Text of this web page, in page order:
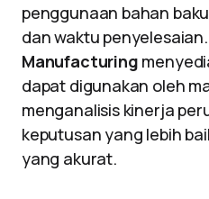
penggunaan bahan
dan waktu penyelesaian.
Manufacturing
dapat digunakan oleh
menganalisis kinerja
keputusan yang lebih
yang akurat.